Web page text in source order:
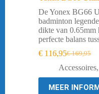
De Yonex BG66
badminton
dikte van 0.65mm
perfecte balans
€169,95
prijs
was:
€ 169,95.
€ 116,95Huidige
prijs
is:
€ 116,95.
Accessoires,
MEER